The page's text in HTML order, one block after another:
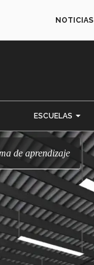
NOTICIAS
ESCUELAS
de aprendizaje